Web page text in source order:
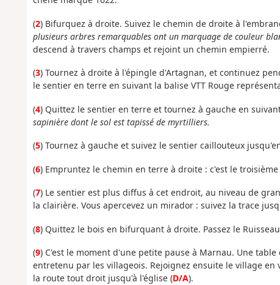
(2) Bifurquez à droite. Suivez le chemin de droite à
plusieurs arbres remarquables ont un marquage de couleur
descend à travers champs et rejoint un chemin empierré.
(3) Tournez à droite à l'épingle d'Artagnan, et continuez
le sentier en terre en suivant la balise VTT Rouge
(4) Quittez le sentier en terre et tournez à gauche en
sapinière dont le sol est tapissé de myrtilliers.
(5) Tournez à gauche et suivez le sentier caillouteux
(6) Empruntez le chemin en terre à droite : c'est le
(7) Le sentier est plus diffus à cet endroit, au niveau de
la clairière. Vous apercevez un mirador : suivez la trace
(8) Quittez le bois en bifurquant à droite. Passez le
(9) C'est le moment d'une petite pause à Marnau. Une
entretenu par les villageois. Rejoignez ensuite le village
la route tout droit jusqu'à l'église (D/A).